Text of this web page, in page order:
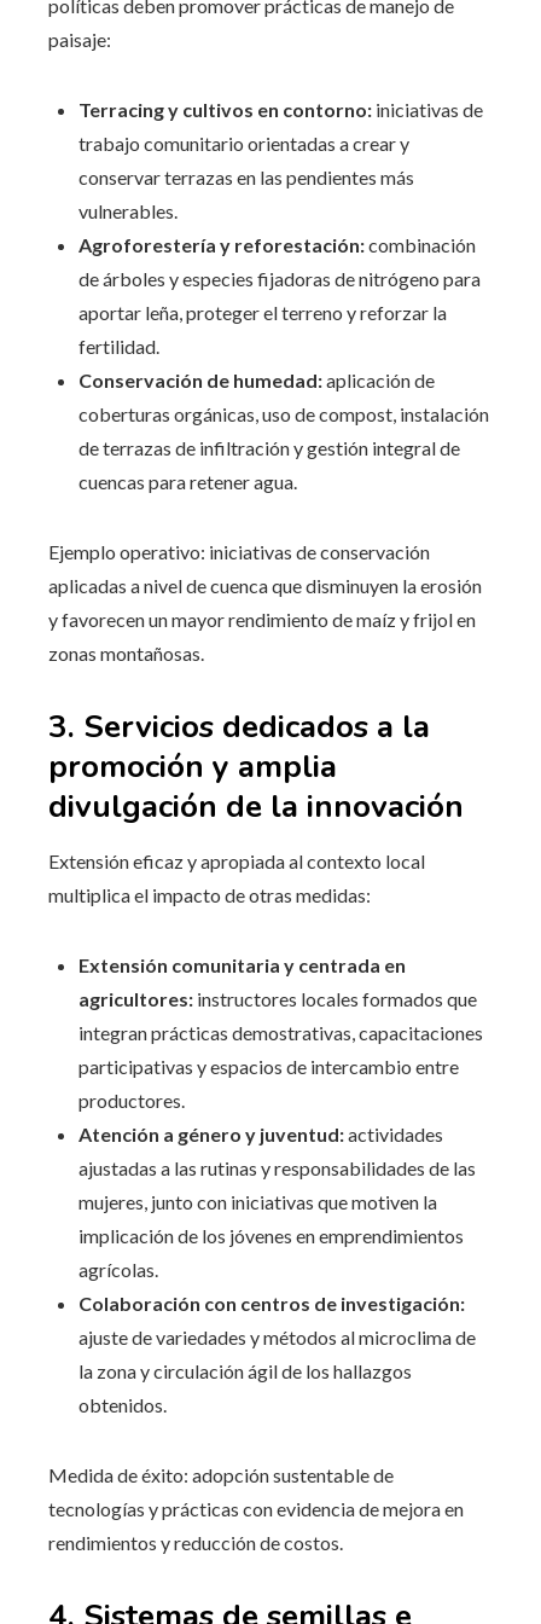
políticas deben promover prácticas de manejo de
paisaje:
Terracing y cultivos en contorno: iniciativas de
trabajo comunitario orientadas a crear y
conservar terrazas en las pendientes más
vulnerables.
Agroforestería y reforestación:combinación
de árboles y especies fijadoras de nitrógeno para
aportar leña, proteger el terreno y reforzar la
fertilidad.
Conservación de humedad:aplicación de
coberturas orgánicas, uso de compost, instalación
de terrazas de infiltración y gestión integral de
cuencas para retener agua.
Ejemplo operativo: iniciativas de conservación
aplicadas a nivel de cuenca que disminuyen la erosión
y favorecen un mayor rendimiento de maíz y frijol en
zonas montañosas.
3. Servicios dedicados a la
promoción y amplia
divulgación de la innovación
Extensión eficaz y apropiada al contexto local
multiplica el impacto de otras medidas:
Extensión comunitaria y centrada en
agricultores: instructores locales formados que
integran prácticas demostrativas, capacitaciones
participativas y espacios de intercambio entre
productores.
Atención a género y juventud:actividades
ajustadas a las rutinas y responsabilidades de las
mujeres, junto con iniciativas que motiven la
implicación de los jóvenes en emprendimientos
agrícolas.
Colaboración con centros de investigación:
ajuste de variedades y métodos al microclima de
la zona y circulación ágil de los hallazgos
obtenidos.
Medida de éxito: adopción sustentable de
tecnologías y prácticas con evidencia de mejora en
rendimientos y reducción de costos.